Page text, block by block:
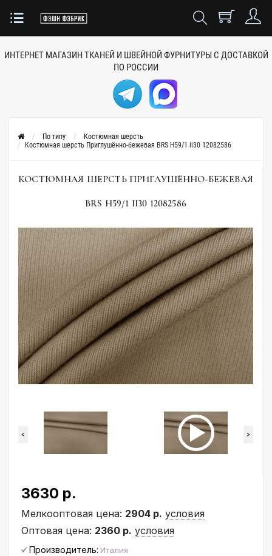
ИНТЕРНЕТ МАГАЗИН ТКАНЕЙ И ШВЕЙНОЙ ФУРНИТУРЫ С ДОСТАВКОЙ
ПО РОССИИ
По типу
Костюмная шерсть
Костюмная шерсть Приглушённо-бежевая BRS H59/1 ii30 12082586
КОСТЮМНАЯ ШЕРСТЬ ПРИГЛУШЁННО-БЕЖЕВАЯ
BRS H59/1 II30 12082586
< >
3630 р.
Мелкооптовая цена: 2904 р. условия
Оптовая цена: 2360 р. условия
Производитель: Италия